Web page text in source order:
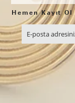
Hemen Kayıt